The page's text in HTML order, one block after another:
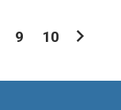
9 10